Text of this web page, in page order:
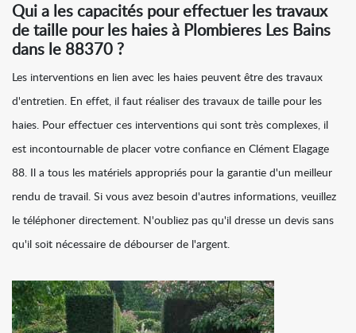
Qui a les capacités pour effectuer les travaux
de taille pour les haies à Plombieres Les Bains
dans le 88370 ?
Les interventions en lien avec les haies peuvent être des travaux
d'entretien. En effet, il faut réaliser des travaux de taille pour les
haies. Pour effectuer ces interventions qui sont très complexes, il
est incontournable de placer votre confiance en Clément Elagage
88. Il a tous les matériels appropriés pour la garantie d'un meilleur
rendu de travail. Si vous avez besoin d'autres informations, veuillez
le téléphoner directement. N'oubliez pas qu'il dresse un devis sans
qu'il soit nécessaire de débourser de l'argent.